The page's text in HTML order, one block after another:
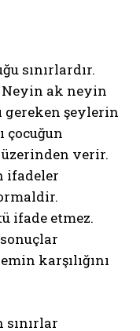
sınırlardır.
Neyin ak neyin
gereken şeylerin
çocuğun
verir.
ifadeler
ifade etmez.
karşılığını